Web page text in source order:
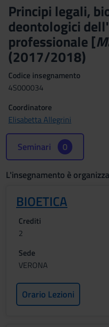
Principi legali,
deontologici
professionale [
(2017/2018)
Codice insegnamento
4S000034
Coordinatore
Elisabetta Allegrini
Seminari 0
L'insegnamento è
BIOETICA
Crediti
2
Sede
VERONA
Orario Lezioni